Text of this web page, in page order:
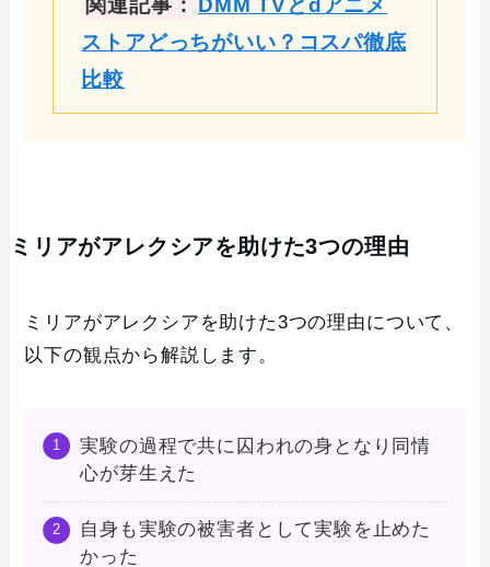
関連記事：
DMM TVとdアニメ
ストアどっちがいい？コスパ徹底
比較
ミリアがアレクシアを助けた3つの理由
ミリアがアレクシアを助けた3つの理由について、
以下の観点から解説します。
実験の過程で共に囚われの身となり同情
心が芽生えた
自身も実験の被害者として実験を止めた
かった